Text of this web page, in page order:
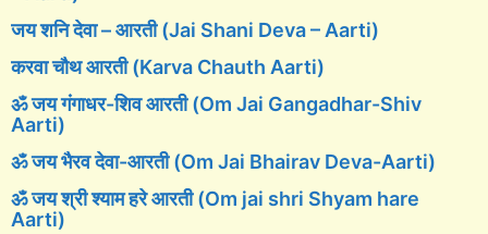
जय शनि देवा – आरती (Jai Shani Deva – Aarti)
करवा चौथ आरती (Karva Chauth Aarti)
ॐ जय गंगाधर-शिव आरती (Om Jai Gangadhar-Shiv
Aarti)
ॐ जय भैरव देवा-आरती (Om Jai Bhairav Deva-Aarti)
ॐ जय श्री श्याम हरे आरती (Om jai shri Shyam hare
Aarti)